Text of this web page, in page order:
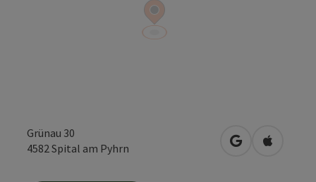
Grünau 30
4582Spital am Pyhrn Otevřít vOtevřít v